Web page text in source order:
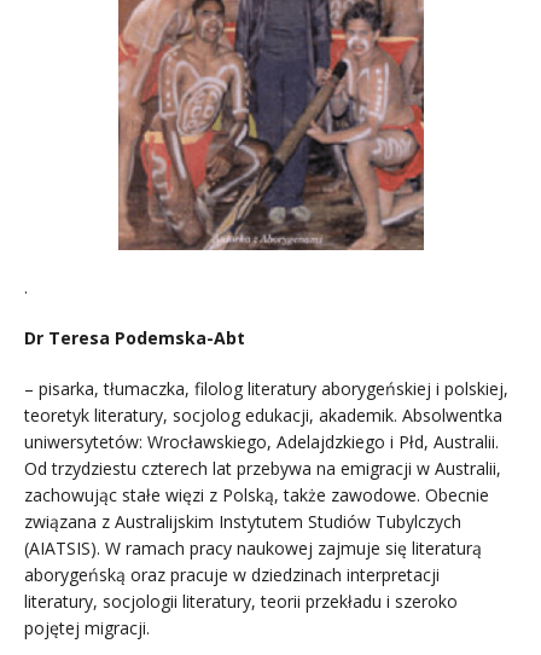
.
Dr Teresa Podemska-Abt
– pisarka, tłumaczka, filolog literatury aborygeńskiej i polskiej,
teoretyk literatury, socjolog edukacji, akademik. Absolwentka
uniwersytetów: Wrocławskiego, Adelajdzkiego i Płd, Australii.
Od trzydziestu czterech lat przebywa na emigracji w Australii,
zachowując stałe więzi z Polską, także zawodowe. Obecnie
związana z Australijskim Instytutem Studiów Tubylczych
(AIATSIS). W ramach pracy naukowej zajmuje się literaturą
aborygeńską oraz pracuje w dziedzinach interpretacji
literatury, socjologii literatury, teorii przekładu i szeroko
pojętej migracji.